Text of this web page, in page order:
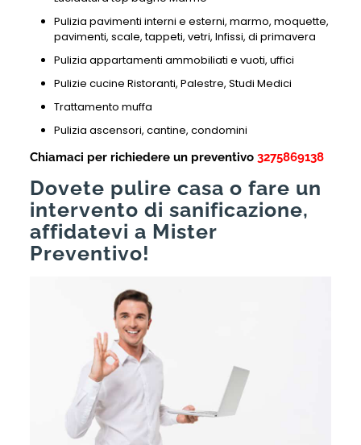
Pulizia pavimenti interni e esterni, marmo, moquette,
pavimenti, scale, tappeti, vetri, Infissi, di primavera
Pulizia appartamenti ammobiliati e vuoti, uffici
Pulizie cucine Ristoranti, Palestre, Studi Medici
Trattamento muffa
Pulizia ascensori, cantine, condomini
Chiamaci per richiedere un preventivo 3275869138
Dovete pulire casa o fare un
intervento di sanificazione,
affidatevi a Mister
Preventivo!